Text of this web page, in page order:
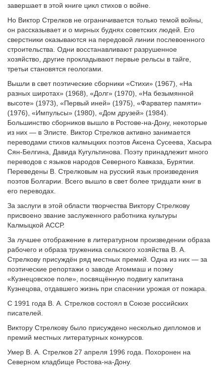
завершает в этой книге цикл стихов о войне.
Но Виктор Стрелков не ограничивается только темой войны,
он рассказывает и о мирных буднях советских людей. Его
сверстники оказываются на передовой линии послевоенного
строительства. Одни восстанавливают разрушенное
хозяйство, другие прокладывают первые рельсы в тайге,
третьи становятся геологами.
Вышли в свет поэтические сборники «Стихи» (1967), «На
разных широтах» (1968), «Долг» (1970), «На безымянной
высоте» (1973), «Первый иней» (1975), «Фарватер памяти»
(1976), «Импульсы» (1980), «Дом друзей» (1984).
Большинство сборников вышло в Ростове-на-Дону, некоторые
из них — в Элисте. Виктор Стрелков активно занимается
переводами стихов калмыцких поэтов Аксена Сусеева, Хасыра
Сян-Белгина, Давида Кугультинова. Поэту принадлежит много
переводов с языков народов Северного Кавказа, Бурятии.
Переведены В. Стрелковым на русский язык произведения
поэтов Болгарии. Всего вышло в свет более тридцати книг в
его переводах.
За заслуги в этой области творчества Виктору Стрелкову
присвоено звание заслуженного работника культуры
Калмыцкой АССР.
За лучшее отображение в литературном произведении образа
рабочего и образа труженика сельского хозяйства В. А.
Стрелкову присуждён ряд местных премий. Одна из них — за
поэтические репортажи о заводе Атоммаш и поэму
«Кузнецовское поле», посвящённую подвигу капитана
Кузнецова, отдавшего жизнь при спасении урожая от пожара.
С 1991 года В. А. Стрелков состоял в Союзе российских
писателей.
Виктору Стрелкову было присуждено несколько дипломов и
премий местных литературных конкурсов.
Умер В. А. Стрелков 27 апреля 1996 года. Похоронен на
Северном кладбище Ростова-на-Дону.